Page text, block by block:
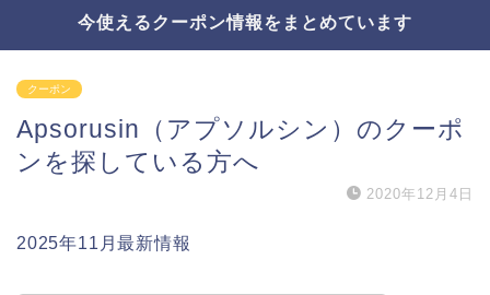
今使えるクーポン情報をまとめています
クーポン
Apsorusin（アプソルシン）のクーポ
ンを探している方へ
2020年12月4日
2025年11月最新情報